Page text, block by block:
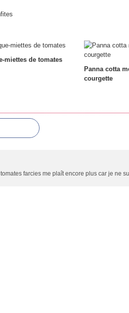
miettes de tomates
Panna cotta
courgette
farcies me plaît encore plus car je ne